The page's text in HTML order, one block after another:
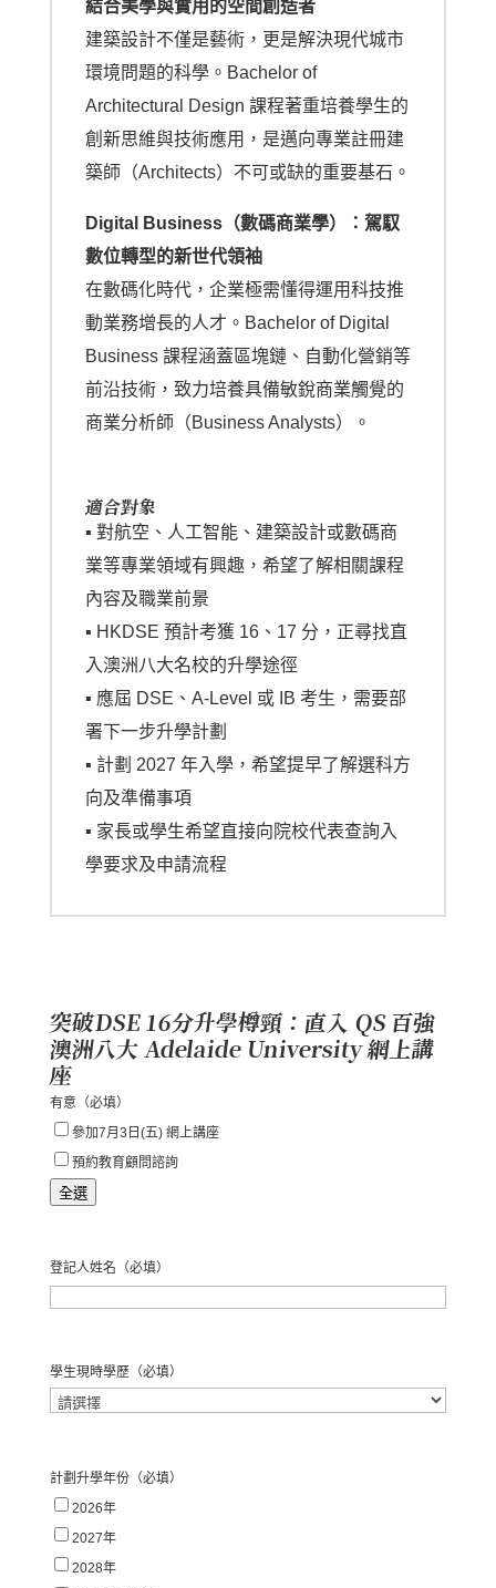
結合美學與實用的空間創造者
建築設計不僅是藝術，更是解決現代城市
環境問題的科學。Bachelor of
Architectural Design 課程著重培養學生的
創新思維與技術應用，是邁向專業註冊建
築師（Architects）不可或缺的重要基石。
Digital Business（數碼商業學）：駕馭
數位轉型的新世代領袖
在數碼化時代，企業極需懂得運用科技推
動業務增長的人才。Bachelor of Digital
Business 課程涵蓋區塊鏈、自動化營銷等
前沿技術，致力培養具備敏銳商業觸覺的
商業分析師（Business Analysts）。
適合對象
▪️ 對航空、人工智能、建築設計或數碼商
業等專業領域有興趣，希望了解相關課程
內容及職業前景
▪️ HKDSE 預計考獲 16、17 分，正尋找直
入澳洲八大名校的升學途徑
▪️ 應屆 DSE、A-Level 或 IB 考生，需要部
署下一步升學計劃
▪️ 計劃 2027 年入學，希望提早了解選科方
向及準備事項
▪️ 家長或學生希望直接向院校代表查詢入
學要求及申請流程
突破DSE 16分升學樽頸：直入 QS 百強
澳洲八大 Adelaide University 網上講
座
有意（必填）
參加7月3日(五) 網上講座
預約教育顧問諮詢
全選
登記人姓名 （必填）
學生現時學歷（必填）
計劃升學年份（必填）
2026年
2027年
2028年